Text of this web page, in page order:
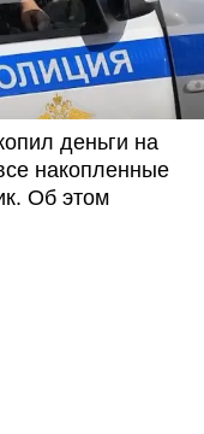
деньги на
накопленные
Об этом